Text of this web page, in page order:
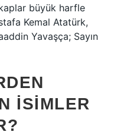
büyük harfle
Kemal Atatürk,
Yavaşça; Sayın
ISIMLER